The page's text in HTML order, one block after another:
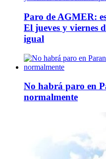
Paro de AGMER:
El jueves y viernes
igual
No habrá paro en
normalmente